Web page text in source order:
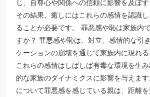
じ、自尊心や関係への信頼に影響を及ぼす
その結果、癒しにはこれらの感情を認識
ることが必要です。 罪悪感や恥は家族内
すか？ 罪悪感や恥は、対立、感情的な引
ケーションの崩壊を通じて家族内に現れる
これらの感情はしばしば有毒な環境を生
的な家族のダイナミクスに影響を与えま
について罪悪感を感じている親は、距離を